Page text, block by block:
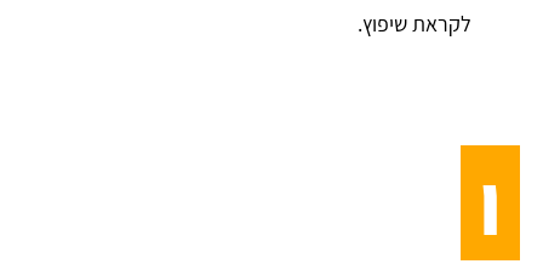
לקראת שיפוץ.
ו